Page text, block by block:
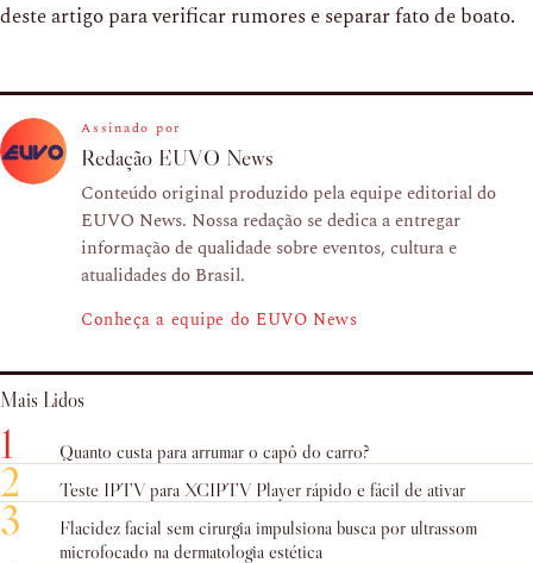
deste artigo para verificar rumores e separar fato de boato.
Assinado por
Redação EUVO News
Conteúdo original produzido pela equipe editorial do
EUVO News. Nossa redação se dedica a entregar
informação de qualidade sobre eventos, cultura e
atualidades do Brasil.
Conheça a equipe do EUVO News
Mais Lidos
1 Quanto custa para arrumar o capô do carro?
2 Teste IPTV para XCIPTV Player rápido e fácil de ativar
3
Flacidez facial sem cirurgia impulsiona busca por ultrassom
microfocado na dermatologia estética